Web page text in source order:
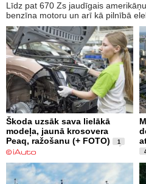
Līdz pat 670 Zs jaudīgais
benzīna motoru un arī kā pilnībā
Škoda uzsāk sava lielākā
modeļa, jaunā krosovera
Peaq, ražošanu (+ FOTO)
1